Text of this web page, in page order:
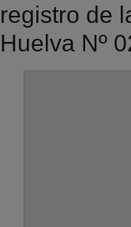
registro de
Huelva Nº